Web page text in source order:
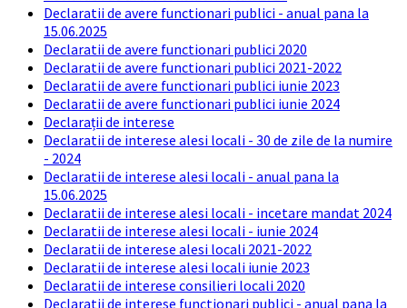
Declaratii de avere functionari publici - anual pana la
15.06.2025
Declaratii de avere functionari publici 2020
Declaratii de avere functionari publici 2021-2022
Declaratii de avere functionari publici iunie 2023
Declaratii de avere functionari publici iunie 2024
Declarații de interese
Declaratii de interese alesi locali - 30 de zile de la numire
- 2024
Declaratii de interese alesi locali - anual pana la
15.06.2025
Declaratii de interese alesi locali - incetare mandat 2024
Declaratii de interese alesi locali - iunie 2024
Declaratii de interese alesi locali 2021-2022
Declaratii de interese alesi locali iunie 2023
Declaratii de interese consilieri locali 2020
Declaratii de interese functionari publici - anual pana la